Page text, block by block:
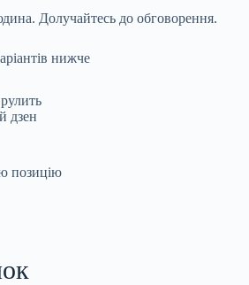
Долучайтесь до обговорення.
нижче
дзен
позицію